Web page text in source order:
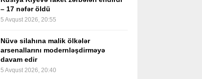
– 17 nəfər öldü
5 Avqust 2026, 20:55
Nüvə silahına malik ölkələr
arsenallarını modernləşdirməyə
davam edir
5 Avqust 2026, 20:40